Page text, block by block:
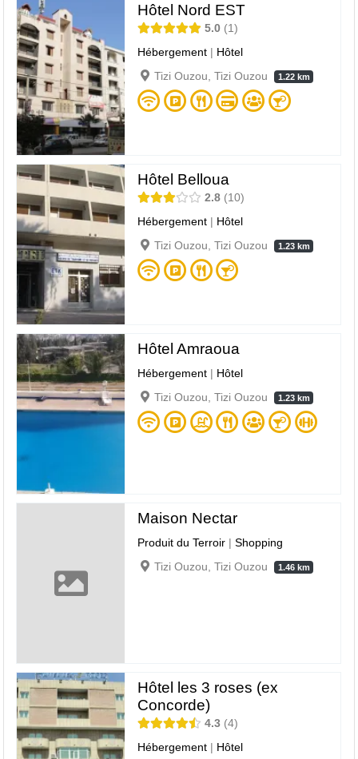
Hôtel Nord EST
5.0
1
Hébergement | Hôtel
Tizi Ouzou, Tizi Ouzou
1.22 km
Hôtel Belloua
2.8
10
Hébergement | Hôtel
Tizi Ouzou, Tizi Ouzou
1.23 km
Hôtel Amraoua
Hébergement | Hôtel
Tizi Ouzou, Tizi Ouzou
1.23 km
Maison Nectar
Produit du Terroir |Shopping
Tizi Ouzou, Tizi Ouzou
1.46 km
Hôtel les 3 roses (ex
Concorde)
4.3 4
Hébergement | Hôtel